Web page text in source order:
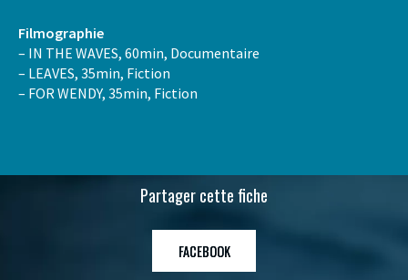
Filmographie
– IN THE WAVES, 60min, Documentaire
– LEAVES, 35min, Fiction
– FOR WENDY, 35min, Fiction
Partager cette fiche
FACEBOOK